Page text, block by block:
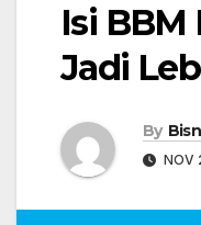
Isi BBM
Jadi
By
NOV